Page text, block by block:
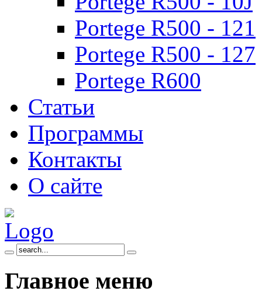
Portege R500 - 121
Portege R500 - 127
Portege R600
Статьи
Программы
Контакты
О сайте
Главное меню